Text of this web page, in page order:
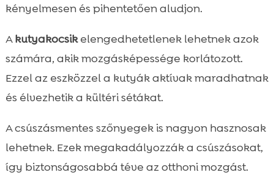
kényelmesen és pihentetően aludjon.
Akutyakocsikelengedhetetlenek lehetnek azok
számára, akik mozgásképessége korlátozott.
Ezzel az eszközzel a kutyák aktívak maradhatnak
és élvezhetik a kültéri sétákat.
A csúszásmentes szőnyegek is nagyon hasznosak
lehetnek. Ezek megakadályozzák a csúszásokat,
így biztonságosabbá téve az otthoni mozgást.